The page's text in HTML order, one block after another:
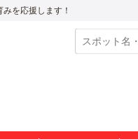
を応援します！